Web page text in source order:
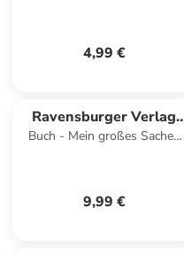
4,99 €
Ravensburger Verlag
GmbH
Buch - Mein großes Sachen
9,99 €